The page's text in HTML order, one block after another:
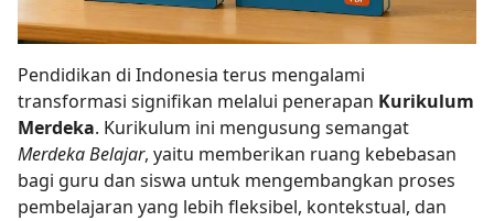
Pendidikan di Indonesia terus mengalami
transformasi signifikan melalui penerapan Kurikulum
Merdeka. Kurikulum ini mengusung semangat
Merdeka Belajar, yaitu memberikan ruang kebebasan
bagi guru dan siswa untuk mengembangkan proses
pembelajaran yang lebih fleksibel, kontekstual, dan